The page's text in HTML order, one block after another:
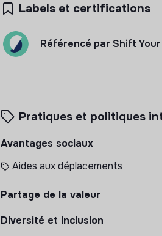
Labels et certifications
Référencé par Shift Your
Pratiques et politiques
Avantages sociaux
Aides aux déplacements
Partage de la valeur
Diversité et inclusion